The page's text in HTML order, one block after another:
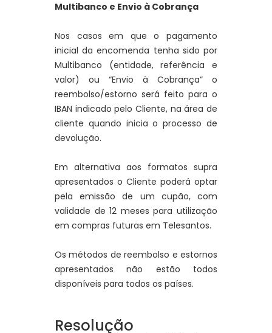
Multibanco e Envio à Cobrança
Nos casos em que o pagamento
inicial da encomenda tenha sido por
Multibanco (entidade, referência e
valor) ou “Envio à Cobrança” o
reembolso/estorno será feito para o
IBAN indicado pelo Cliente, na área de
cliente quando inicia o processo de
devolução.
Em alternativa aos formatos supra
apresentados o Cliente poderá optar
pela emissão de um cupão, com
validade de 12 meses para utilização
em compras futuras em Telesantos.
Os métodos de reembolso e estornos
apresentados não estão todos
disponíveis para todos os países.
Resolução